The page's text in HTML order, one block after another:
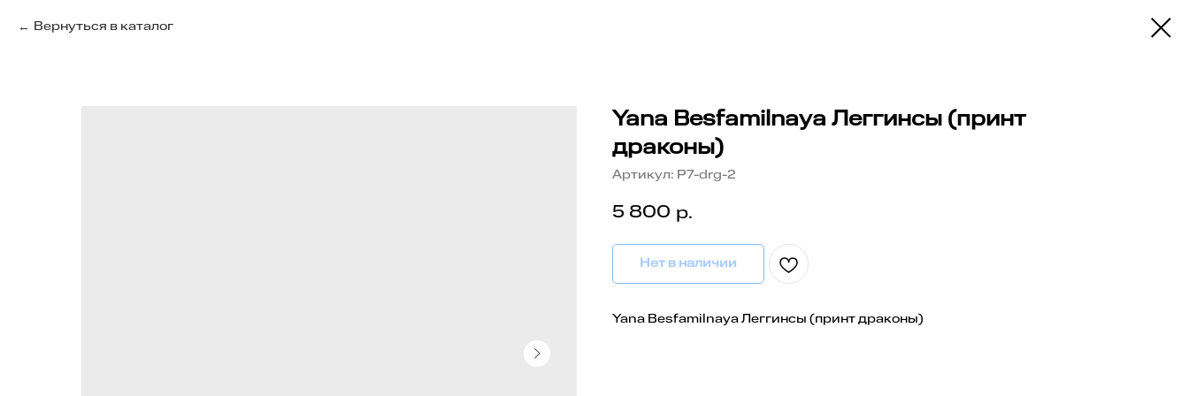
Вернуться в каталог
Yana Besfamilnaya Леггинсы (принт
драконы)
Артикул: P7-drg-2
5 800 р.
Нет в наличии
Yana Besfamilnaya Леггинсы (принт драконы)